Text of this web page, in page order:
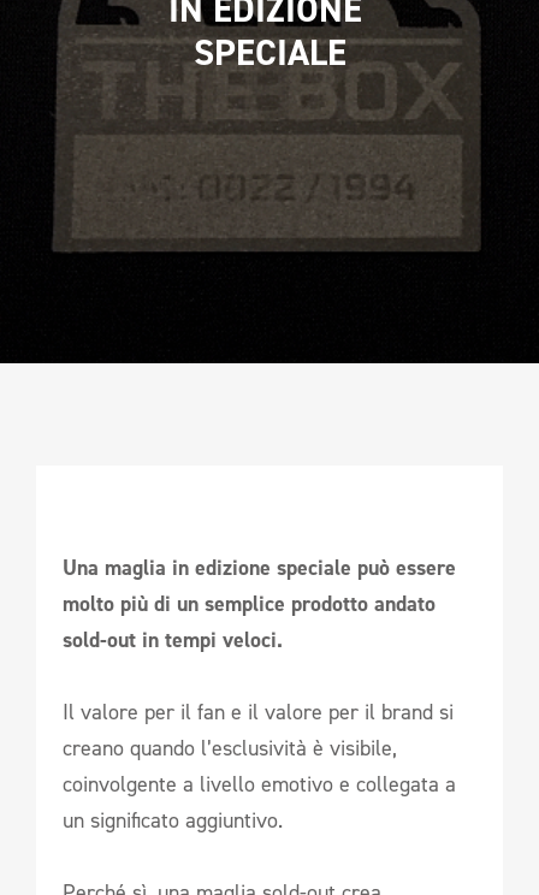
NEWSLETTER
SPECIALE
Una maglia in edizione speciale può essere
molto più di un semplice prodotto andato
sold-out in tempi veloci.
Il valore per il fan e il valore per il brand si
creano quando l’esclusività è visibile,
coinvolgente a livello emotivo e collegata a
un significato aggiuntivo.